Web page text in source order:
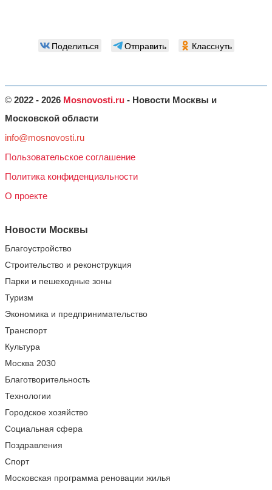
Поделиться Отправить Класснуть
© 2022 - 2026 Mosnovosti.ru - Новости Москвы и
Московской области
info@mosnovosti.ru
Пользовательское соглашение
Политика конфиденциальности
О проекте
Новости Москвы
Благоустройство
Строительство и реконструкция
Парки и пешеходные зоны
Туризм
Экономика и предпринимательство
Транспорт
Культура
Москва 2030
Благотворительность
Технологии
Городское хозяйство
Социальная сфера
Поздравления
Спорт
Московская программа реновации жилья